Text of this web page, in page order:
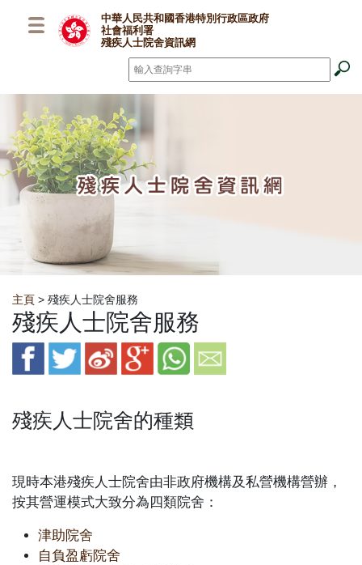
中華人民共和國香港特別行政區政府
社會福利署
殘疾人士院舍資訊網
搜尋*
Breadcrumb
主頁 > 殘疾人士院舍服務
殘疾人士院舍服務
殘疾人士院舍的種類
現時本港殘疾人士院舍由非政府機構及私營機構營辦，
按其營運模式大致分為四類院舍：
津助院舍
自負盈虧院舍